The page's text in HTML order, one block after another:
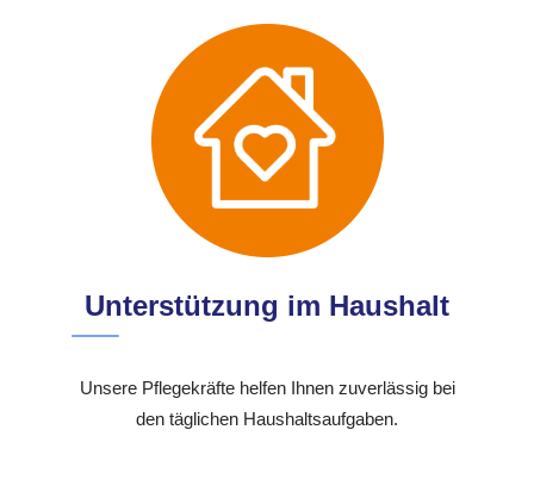
Unterstützung im Haushalt
Unsere Pflegekräfte helfen Ihnen zuverlässig bei
den täglichen Haushaltsaufgaben.